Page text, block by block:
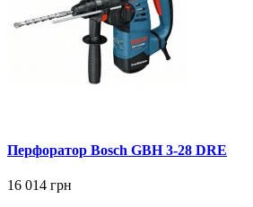
Перфоратор Bosch GBH 3-28 DRE
16 014 грн